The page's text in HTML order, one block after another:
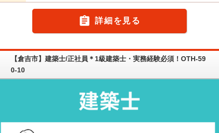
 詳細を見る
【倉吉市】建築士/正社員＊1級建築士・実務経験必須！OTH-59
0-10